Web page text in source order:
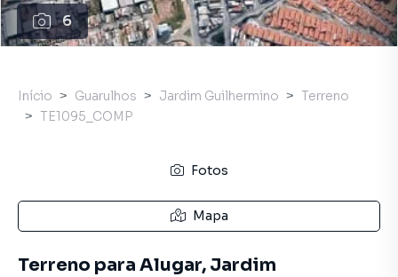
6
Início Guarulhos Jardim Guilhermino
Terreno
TE1095_COMP
Fotos
Mapa
Terreno para Alugar, Jardim